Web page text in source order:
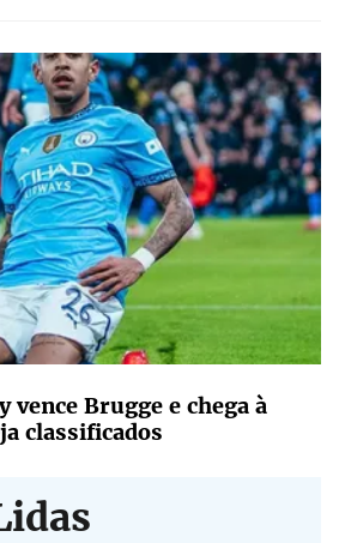
vence Brugge e chega à
classificados